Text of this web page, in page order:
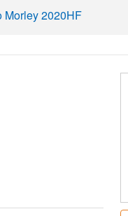
Morley 2020HF